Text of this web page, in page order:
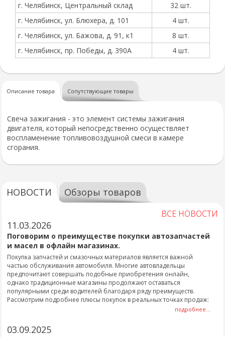
г. Челябинск, Центральный склад
32 шт.
г. Челябинск, ул. Блюхера, д. 101
4 шт.
г. Челябинск, ул. Бажова, д. 91, к1
8 шт.
г. Челябинск, пр. Победы, д. 390А
4 шт.
Описание товара Сопутствующие товары
Свеча зажигания - это элемент системы зажигания
двигателя, который непосредственно осуществляет
воспламенение топливовоздушной смеси в камере
сгорания.
НОВОСТИ Обзоры товаров
ВСЕ НОВОСТИ
11.03.2026
Поговорим о преимуществе покупки автозапчастей
и масел в офлайн магазинах.
Покупка запчастей и смазочных материалов является важной
частью обслуживания автомобиля. Многие автовладельцы
предпочитают совершать подобные приобретения онлайн,
однако традиционные магазины продолжают оставаться
популярными среди водителей благодаря ряду преимуществ.
Рассмотрим подробнее плюсы покупок в реальных точках продаж:
подробнее...
03.09.2025